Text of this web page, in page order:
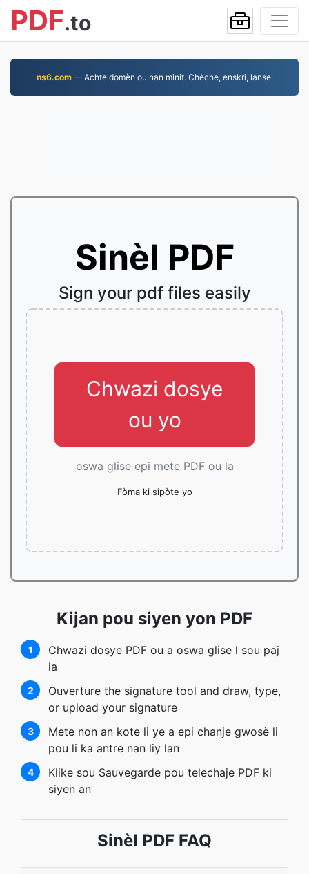
PDF.to
ns6.com— Achte domèn ou nan minit. Chèche, enskri, lanse.
Sinèl PDF
Sign your pdf files easily
Chwazi dosye
ou yo
oswa glise epi mete PDF ou la
Fòma ki sipòte yo
Kijan pou siyen yon PDF
1
Chwazi dosye PDF ou a oswa glise l sou paj
la
2
Ouverture the signature tool and draw, type,
or upload your signature
3
Mete non an kote li ye a epi chanje gwosè li
pou li ka antre nan liy lan
4
Klike sou Sauvegarde pou telechaje PDF ki
siyen an
Sinèl PDF FAQ